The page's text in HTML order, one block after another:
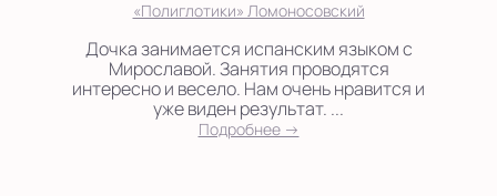
«Полиглотики» Ломоносовский
Дочка занимается испанским языком с
Мирославой. Занятия проводятся
интересно и весело. Нам очень нравится и
уже виден результат. ...
Подробнее →